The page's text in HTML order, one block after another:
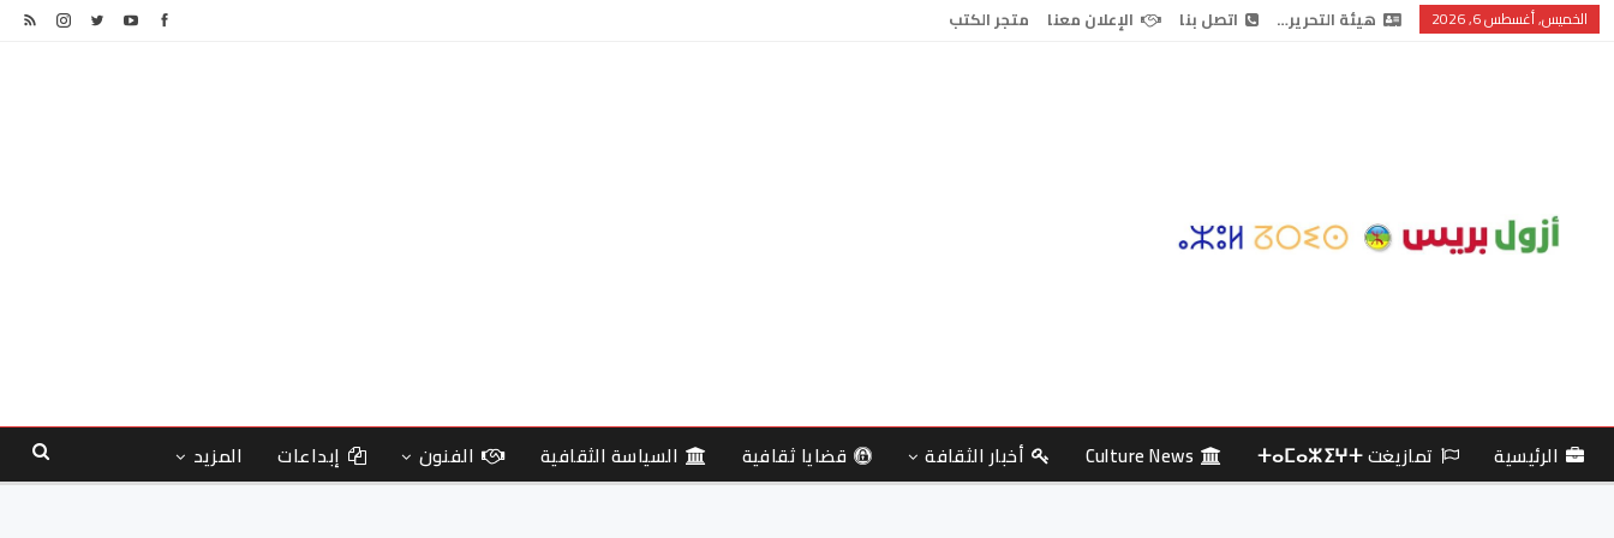
الخميس, أغسطس 6, 2026 هيئة التحرير… اتصل بنا الإعلان معنا متجر الكتب
الرئيسية تمازيغت ⵜⴰⵎⴰⵣⵉⵖⵜ Culture News أخبار الثقافة قضايا ثقافية السياسة الثقافية الفنون إبداعات المزيد